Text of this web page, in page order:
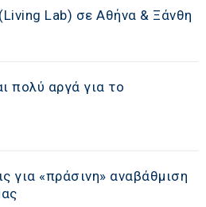
Lab) σε Αθήνα & Ξάνθη
πολύ αργά για το
για «πράσινη» αναβάθμιση